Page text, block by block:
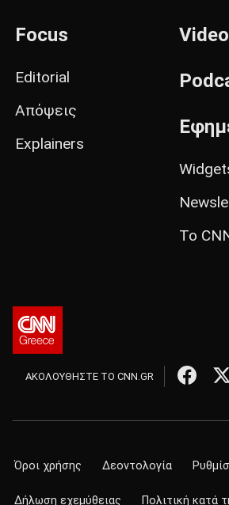
Focus
Editorial
Απόψεις
Explainers
Video
Το
ΑΚΟΛΟΥΘΗΣΤΕ ΤΟ CNN.GR
Όροι χρήσης Δεοντολογία
Δήλωση εχεμύθειας Πολιτική κατά